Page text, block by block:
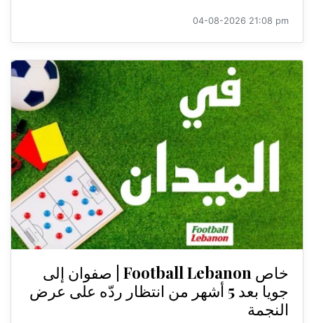
04-08-2026 21:08 pm
خاص Football Lebanon | صفوان إلى
جويا بعد 5 أشهر من انتظار ردّه على عرض
النجمة